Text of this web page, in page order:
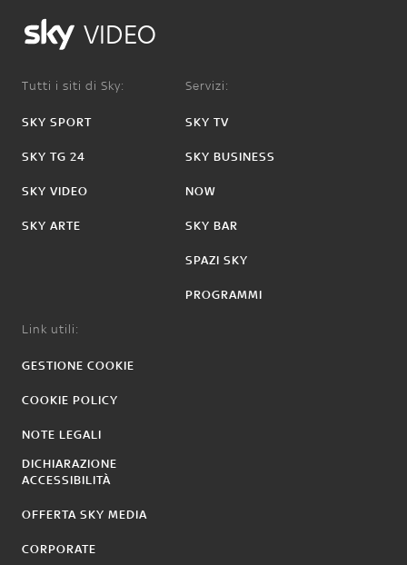
VIDEO
Tutti i siti di Sky:
SKY SPORT
SKY TG 24
SKY VIDEO
SKY ARTE
Servizi:
SKY TV
SKY BUSINESS
NOW
SKY BAR
SPAZI SKY
PROGRAMMI
Link utili:
GESTIONE COOKIE
COOKIE POLICY
NOTE LEGALI
DICHIARAZIONE
ACCESSIBILITÀ
OFFERTA SKY MEDIA
CORPORATE